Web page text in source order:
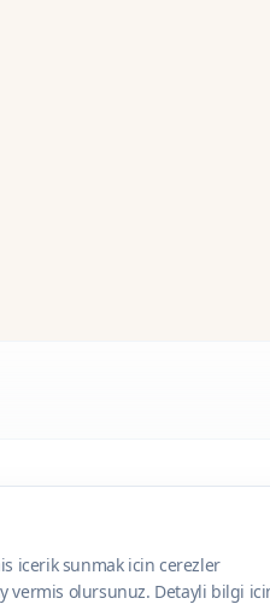
icerik sunmak icin cerezler
vermis olursunuz. Detayli bilgi